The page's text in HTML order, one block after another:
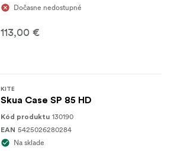
Dočasne nedostupné
113,00 €
KITE
Skua Case SP 85 HD
Kód produktu 130190
EAN 5425026280284
Na sklade